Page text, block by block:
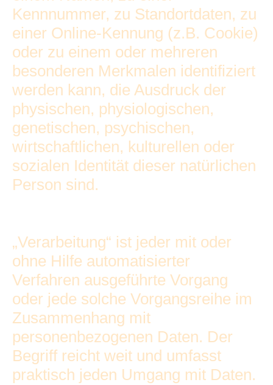
Kennnummer, zu Standortdaten, zu
einer Online-Kennung (z.B. Cookie)
oder zu einem oder mehreren
besonderen Merkmalen identifiziert
werden kann, die Ausdruck der
physischen, physiologischen,
genetischen, psychischen,
wirtschaftlichen, kulturellen oder
sozialen Identität dieser natürlichen
Person sind.
„Verarbeitung“ ist jeder mit oder
ohne Hilfe automatisierter
Verfahren ausgeführte Vorgang
oder jede solche Vorgangsreihe im
Zusammenhang mit
personenbezogenen Daten. Der
Begriff reicht weit und umfasst
praktisch jeden Umgang mit Daten.